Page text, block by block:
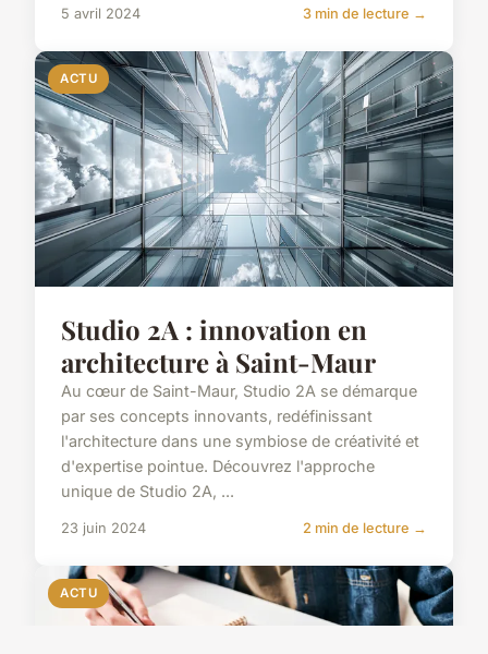
5 avril 2024 3 min de lecture →
ACTU
Studio 2A : innovation en
architecture à Saint-Maur
Au cœur de Saint-Maur, Studio 2A se démarque
par ses concepts innovants, redéfinissant
l'architecture dans une symbiose de créativité et
d'expertise pointue. Découvrez l'approche
unique de Studio 2A, ...
23 juin 2024 2 min de lecture →
ACTU